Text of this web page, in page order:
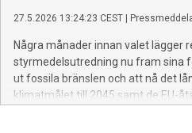
27.5.2026 13:24:23 CEST
Några månader innan valet lägger
styrmedelsutredning nu fram sina
ut fossila bränslen och att nå det
klimatmålet till 2045 samt de EU-